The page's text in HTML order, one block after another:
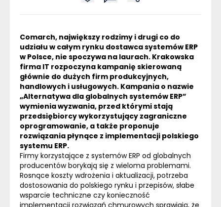
Comarch, największy rodzimy i drugi co do
udziału w całym rynku dostawca systemów ERP
w Polsce, nie spoczywa na laurach. Krakowska
firma IT rozpoczyna kampanię skierowaną
głównie do dużych firm produkcyjnych,
handlowych i usługowych. Kampania o nazwie
„Alternatywa dla globalnych systemów ERP”
wymienia wyzwania, przed którymi stają
przedsiębiorcy wykorzystujący zagraniczne
oprogramowanie, a także proponuje
rozwiązania płynące z implementacji polskiego
systemu ERP.
Firmy korzystające z systemówERP od globalnych
producentów borykają się z wieloma problemami.
Rosnące koszty wdrożenia i aktualizacji, potrzeba
dostosowania do polskiego rynku i przepisów, słabe
wsparcie techniczne czy konieczność
implementacji rozwiązań chmurowych sprawiają, że